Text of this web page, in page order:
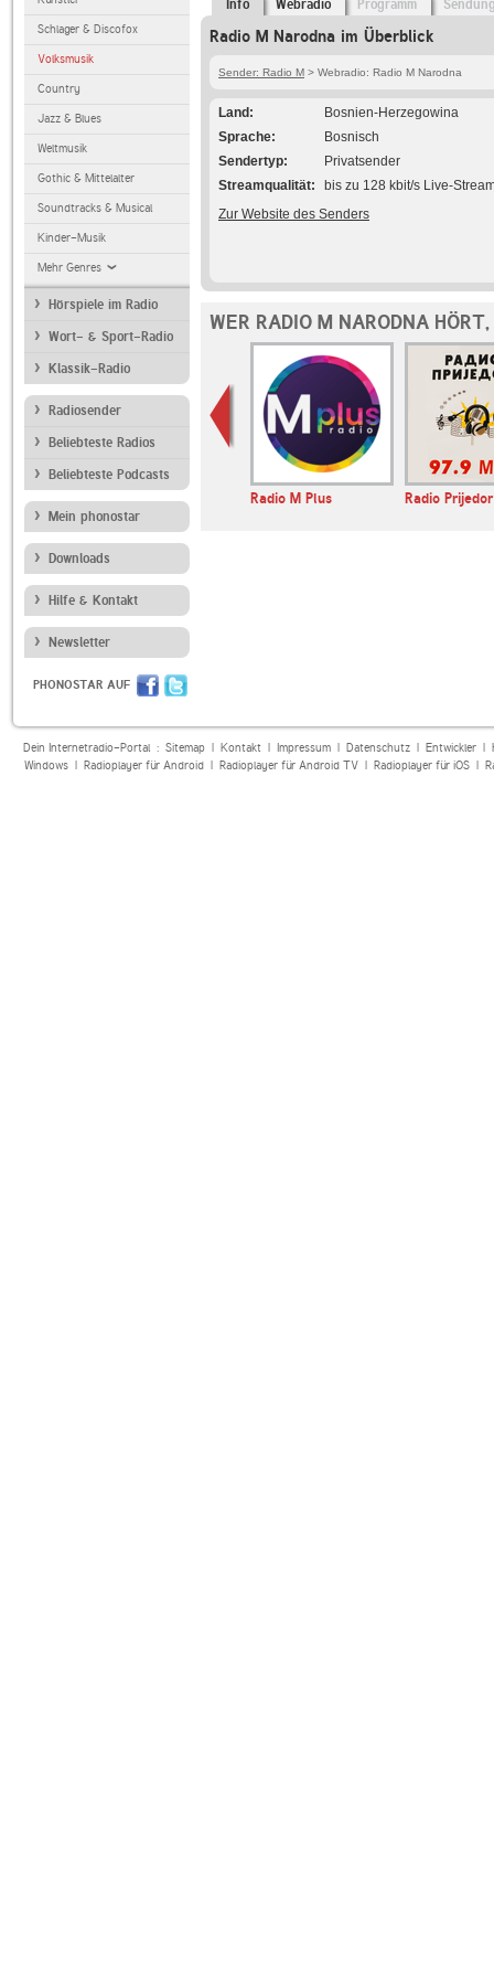
Schlager & Discofox
Volksmusik
Country
Jazz & Blues
Weltmusik
Gothic & Mittelalter
Soundtracks & Musical
Kinder-Musik
Mehr Genres
Hörspiele im Radio
Wort- & Sport-Radio
Klassik-Radio
Radiosender
Beliebteste Radios
Beliebteste Podcasts
Mein phonostar
Downloads
Hilfe & Kontakt
Newsletter
PHONOSTAR AUF
Info Webradio Programm
Radio M Narodna im Überblick
Sender: Radio M > Webradio: Radio M Narodna
Land
Bosnien-Herzegowina
Sprache
Bosnisch
Sendertyp
Privatsender
Streamqualität
bis zu 128 kbit/s Live-
Zur Website des Senders
WER RADIO M NARODNA
Heuvellandexpress Radio M Plus Radio Prijedor
Dein Internetradio-Portal : Sitemap| Kontakt| Impressum| Datenschutz| Entwickler|
Windows| Radioplayer für Android| Radioplayer für Android TV| Radioplayer für iOS|